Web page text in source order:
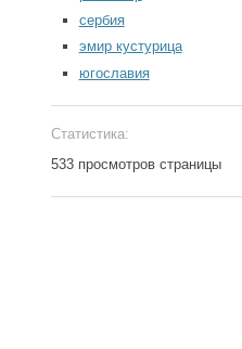
сербия
эмир кустурица
югославия
Статистика:
533 просмотров страницы